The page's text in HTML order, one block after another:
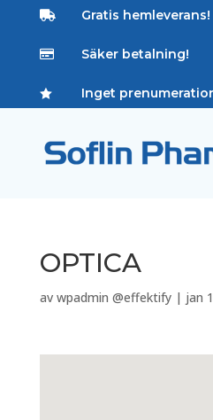
 Gratis hemleverans!
 Säker betalning!
 Inget
OPTICA
av wpadmin @effektify| jan